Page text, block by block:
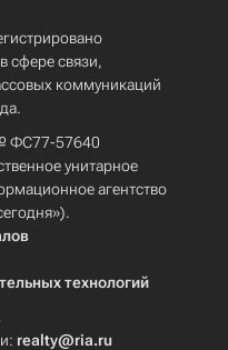
сфере связи,
коммуникаций
ФС77-57640
унитарное
агентство
технологий
realty@ria.ru